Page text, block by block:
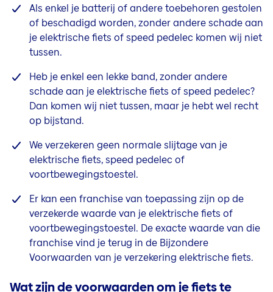
Als enkel je batterij of andere toebehoren gestolen
of beschadigd worden, zonder andere schade aan
jeelektrischefiets of speed pedelec komen wij niet
tussen.
Heb je enkel een lekke band, zonder andere
schade aan jeelektrischefiets of speed pedelec?
Dan komen wij niet tussen, maar je hebt wel recht
op bijstand.
We verzekeren geen normale slijtage van je
elektrischefiets, speed pedelec of
voortbewegingstoestel.
Er kan een franchise van toepassing zijn op de
verzekerde waarde van jeelektrischefiets of
voortbewegingstoestel. De exacte waarde van die
franchise vind je terug in de Bijzondere
Voorwaarden van je verzekering elektrische fiets.
Wat zijn de voorwaarden om je fiets te